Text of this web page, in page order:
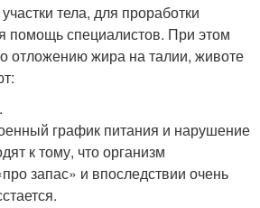
тела, для проработки
помощь специалистов. При этом
отложению жира на талии, животе
график питания и нарушение
к тому, что организм
запас» и впоследствии очень